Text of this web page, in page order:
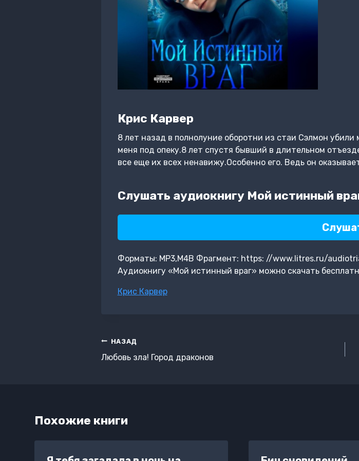
Крис Карвер
8 лет назад в полнолуние оборотни из стаи Сэлмон
меня под опеку.8 лет спустя бывший в длительном
все еще их всех ненавижу.Особенно его. Ведь он
Слушать аудиокнигу Мой истинный
Форматы: MP3,M4B Фрагмент: https: //www.litres.ru/
Аудиокнигу «Мой истинный враг» можно скачать
Метки
Крис Карвер
Навигация
по
НАЗАД
Любовь зла! Город драконов
Похожие книги